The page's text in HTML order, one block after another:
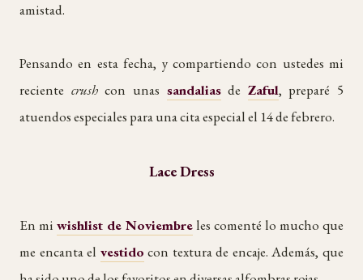
amistad.
Pensando en esta fecha, y compartiendo con ustedes mi
reciente crushcon unas sandaliasde Zaful, preparé 5
atuendos especiales para una cita especial el 14 de febrero.
Lace Dress
En mi wishlist de Noviembreles comenté lo mucho que
me encanta el vestido con textura de encaje. Además, que